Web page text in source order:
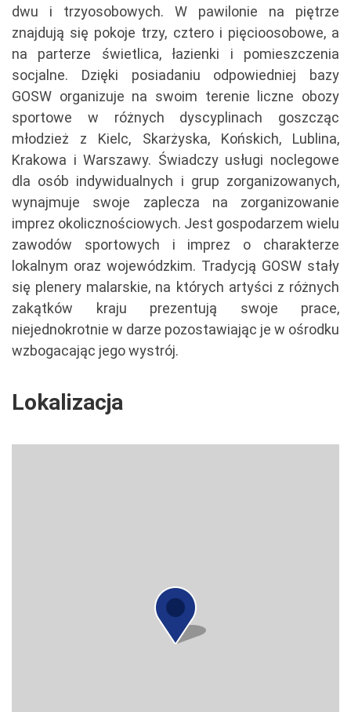
dwu i trzyosobowych. W pawilonie na piętrze
znajdują się pokoje trzy, cztero i pięcioosobowe, a
na parterze świetlica, łazienki i pomieszczenia
socjalne. Dzięki posiadaniu odpowiedniej bazy
GOSW organizuje na swoim terenie liczne obozy
sportowe w różnych dyscyplinach goszcząc
młodzież z Kielc, Skarżyska, Końskich, Lublina,
Krakowa i Warszawy. Świadczy usługi noclegowe
dla osób indywidualnych i grup zorganizowanych,
wynajmuje swoje zaplecza na zorganizowanie
imprez okolicznościowych. Jest gospodarzem wielu
zawodów sportowych i imprez o charakterze
lokalnym oraz wojewódzkim. Tradycją GOSW stały
się plenery malarskie, na których artyści z różnych
zakątków kraju prezentują swoje prace,
niejednokrotnie w darze pozostawiając je w ośrodku
wzbogacając jego wystrój.
Lokalizacja